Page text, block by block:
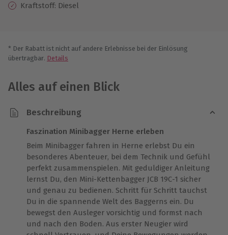
Kraftstoff: Diesel
* Der Rabatt ist nicht auf andere Erlebnisse bei der Einlösung
übertragbar. Details
Alles auf einen Blick
Beschreibung
Faszination Minibagger Herne erleben
Beim Minibagger fahren in Herne erlebst Du ein
besonderes Abenteuer, bei dem Technik und Gefühl
perfekt zusammenspielen. Mit geduldiger Anleitung
lernst Du, den Mini-Kettenbagger JCB 19C-1 sicher
und genau zu bedienen. Schritt für Schritt tauchst
Du in die spannende Welt des Baggerns ein. Du
bewegst den Ausleger vorsichtig und formst nach
und nach den Boden. Aus erster Neugier wird